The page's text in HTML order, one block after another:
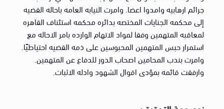
جرائم ارهابيه وامدوا اعضا. وامرت النيابه العامه باحاله القضيه
إلى محكمه الجنايات المختصه بدائره محكمه استئناف القاهره
لمعاقبه المتهمين وفقا لمواد الاتهام الوارده بامر الاحاله مع
استمرار حبس المتهمين المحبوسين على ذمه القضيه احتياطيًا.
وامرت بندب المحامين اصحاب الدور للدفاع عن المتهمين.
وارفقت قائمه بمؤدى اقوال الشهود وادله الاثبات.